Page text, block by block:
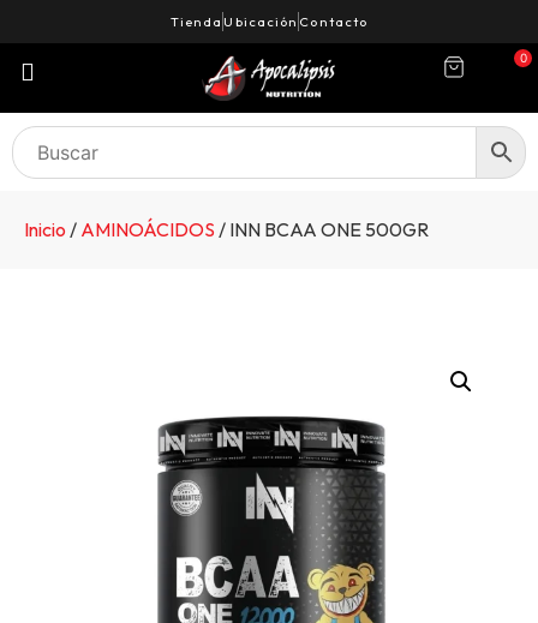
Tienda Ubicación Contacto
0
Inicio / AMINOÁCIDOS / INN BCAA ONE 500GR